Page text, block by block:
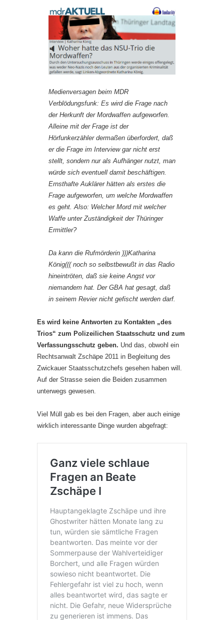
Medienversagen beim MDR
Verblödungsfunk: Es wird die Frage nach
der Herkunft der Mordwaffen aufgeworfen.
Alleine mit der Frage ist der
Hörfunkerzähler dermaßen überfordert, daß
er die Frage im Interview gar nicht erst
stellt, sondern nur als Aufhänger nutzt, man
würde sich eventuell damit beschäftigen.
Ernsthafte Auklärer hätten als erstes die
Frage aufgeworfen, um welche Mordwaffen
es geht. Also: Welcher Mord mit welcher
Waffe unter Zuständigkeit der Thüringer
Ermittler?
Da kann die Rufmörderin )))Katharina
König((( noch so selbstbewußt in das Radio
hineintröten, daß sie keine Angst vor
niemandem hat. Der GBA hat gesagt, daß
in seinem Revier nicht gefischt werden darf.
Es wird keine Antworten zu Kontakten „des
Trios“ zum Polizeilichen Staatsschutz und zum
Verfassungsschutz geben. Und das, obwohl ein
Rechtsanwalt Zschäpe 2011 in Begleitung des
Zwickauer Staatsschutzchefs gesehen haben will.
Auf der Strasse seien die Beiden zusammen
unterwegs gewesen.
Viel Müll gab es bei den Fragen, aber auch einige
wirklich interessante Dinge wurden abgefragt: